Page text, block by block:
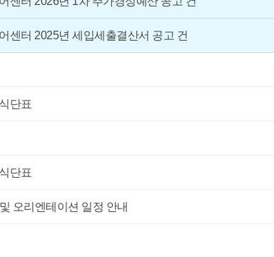
센터 2025년 세입세출결산서 공고 건
단표
단표
오리엔테이션 일정 안내